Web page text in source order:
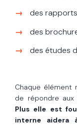
des
des
des études
Chaque élément
de répondre aux
Plus elle est
interne aidera